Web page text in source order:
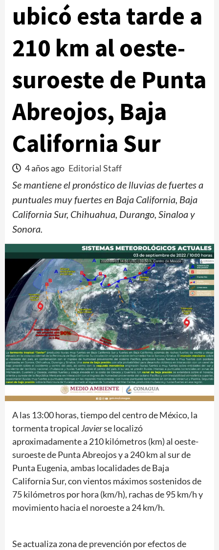
ubicó esta tarde a
210 km al oeste-
suroeste de Punta
Abreojos, Baja
California Sur
4 años ago Editorial Staff
Se mantiene el pronóstico de lluvias de fuertes a
puntuales muy fuertes en Baja California, Baja
California Sur, Chihuahua, Durango, Sinaloa y
Sonora.
A las 13:00 horas, tiempo del centro de México, la
tormenta tropical Javierse localizó
aproximadamente a 210 kilómetros (km) al oeste-
suroeste de Punta Abreojos y a 240 km al sur de
Punta Eugenia, ambas localidades de Baja
California Sur, con vientos máximos sostenidos de
75 kilómetros por hora (km/h), rachas de 95 km/h y
movimiento hacia el noroeste a 24 km/h.
Se actualiza zona de prevención por efectos de